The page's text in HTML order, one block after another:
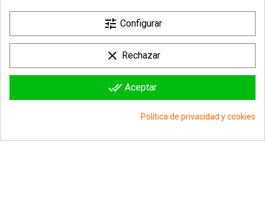
Información sobre la tienda 
tune Configurar
clear Rechazar
done_all Aceptar
Política de privacidad y cookies